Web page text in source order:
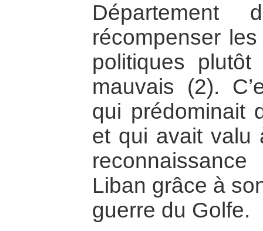
Département
récompenser
politiques plutôt
mauvais (2).
qui prédominait
et qui avait valu
Liban grâce à
guerre du Golfe.